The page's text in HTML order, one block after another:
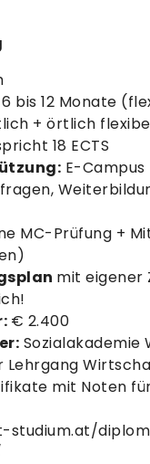
6 bis 12 Monate
+ örtlich
18 ECTS
E-
MC-Prüfung +
mit eigener
€ 2.400
Sozialakademie
Lehrgang
mit Noten
studium.at/